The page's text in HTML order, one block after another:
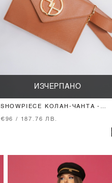
ИЗЧЕРПАНО
SHOWPIECE КОЛАН-ЧАНТА -
€96 / 187.76 ЛВ.